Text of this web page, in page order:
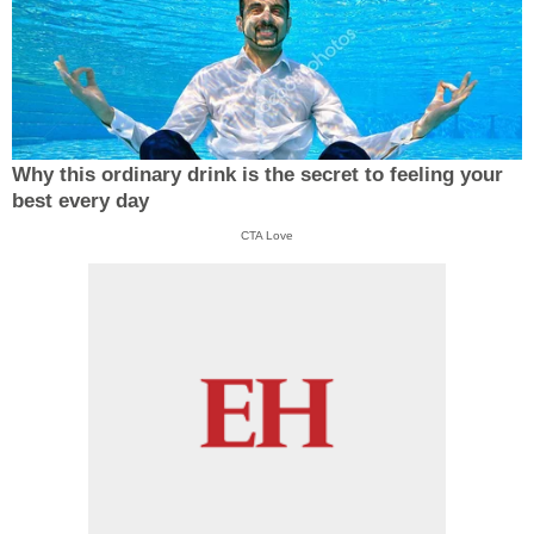
Why this ordinary drink is the secret to feeling your
best every day
CTA Love